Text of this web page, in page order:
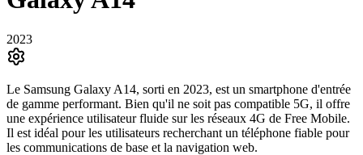
2023
Le Samsung Galaxy A14, sorti en 2023, est un smartphone d'entrée
de gamme performant. Bien qu'il ne soit pas compatible 5G, il offre
une expérience utilisateur fluide sur les réseaux 4G de Free Mobile.
Il est idéal pour les utilisateurs recherchant un téléphone fiable pour
les communications de base et la navigation web.